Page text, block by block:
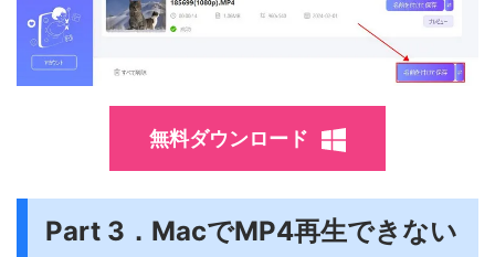
無料ダウンロード
Part 3．MacでMP4再生できない